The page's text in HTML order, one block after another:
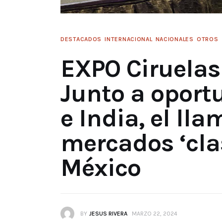
DESTACADOS INTERNACIONAL NACIONALES OTROS
EXPO
Junto a
e India, el
mercados
México
BY JESUS RIVERA MARZO 22, 2024